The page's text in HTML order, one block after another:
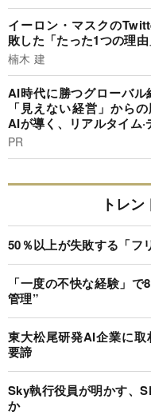
イーロン・マスクの
敗した「たった1つの理
楠木 建
AI時代に勝つグローバ
「見えない経営」から
AIが導く、リアルタイム
PR
トレ
50％以上が失敗する「フ
「一度の不快な経験」
管理”
東大松尾研発AI企業に
要諦
Sky執行役員が明かす、
か